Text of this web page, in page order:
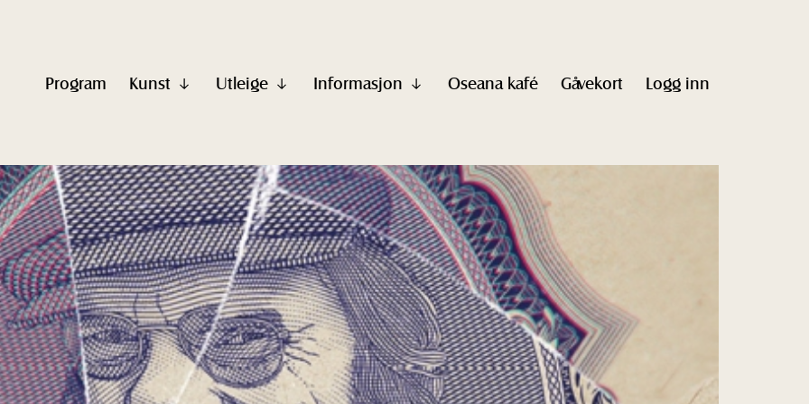
Program Kunst
Vis
Utleige
Vis
Informasjon
Vis
Oseana kafé Gåvekort Logg inn